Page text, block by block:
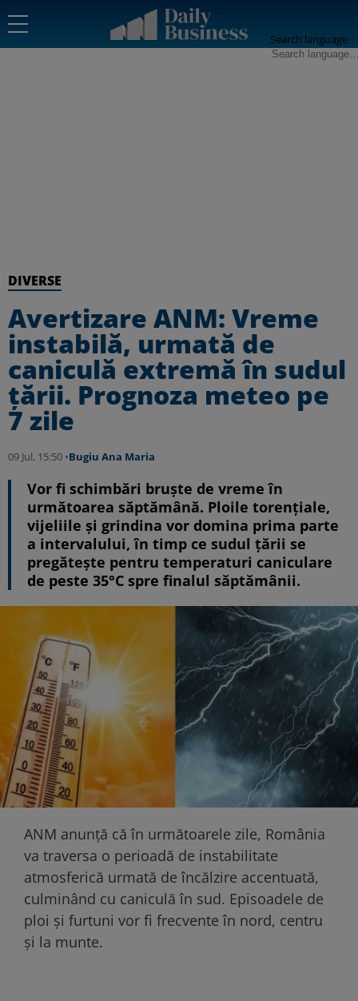
Search language
DIVERSE
Avertizare ANM: Vreme
instabilă, urmată de
caniculă extremă în sudul
țării. Prognoza meteo pe
7 zile
09 Jul, 15:50 •Bugiu ⁠Ana Maria
Vor fi schimbări bruște de vreme în
următoarea săptămână. Ploile torențiale,
vijeliile și grindina vor domina prima parte
a intervalului, în timp ce sudul țării se
pregătește pentru temperaturi caniculare
de peste 35°C spre finalul săptămânii.
ANM anunță că în următoarele zile, România
va traversa o perioadă de instabilitate
atmosferică urmată de încălzire accentuată,
culminând cu caniculă în sud. Episoadele de
ploi și furtuni vor fi frecvente în nord, centru
și la munte.